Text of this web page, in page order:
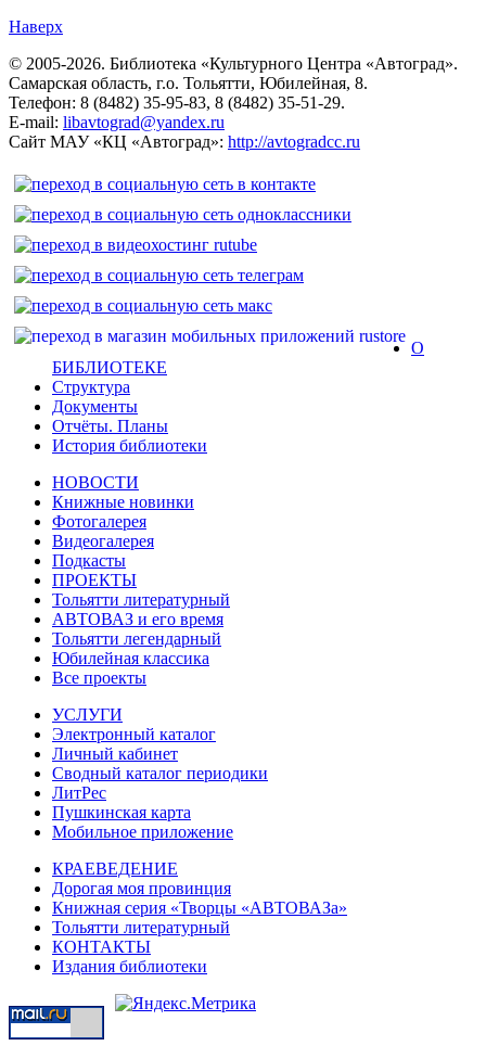
Наверх
© 2005-2026. Библиотека «Культурного Центра «Автоград».
Самарская область, г.о. Тольятти, Юбилейная, 8.
Телефон: 8 (8482) 35-95-83, 8 (8482) 35-51-29.
E-mail: libavtograd@yandex.ru
Сайт МАУ «КЦ «Автоград»: http://avtogradcc.ru
О
БИБЛИОТЕКЕ
Структура
Документы
Отчёты. Планы
История библиотеки
НОВОСТИ
Книжные новинки
Фотогалерея
Видеогалерея
Подкасты
ПРОЕКТЫ
Тольятти литературный
АВТОВАЗ и его время
Тольятти легендарный
Юбилейная классика
Все проекты
УСЛУГИ
Электронный каталог
Личный кабинет
Сводный каталог периодики
ЛитРес
Пушкинская карта
Мобильное приложение
КРАЕВЕДЕНИЕ
Дорогая моя провинция
Книжная серия «Творцы «АВТОВАЗа»
Тольятти литературный
КОНТАКТЫ
Издания библиотеки